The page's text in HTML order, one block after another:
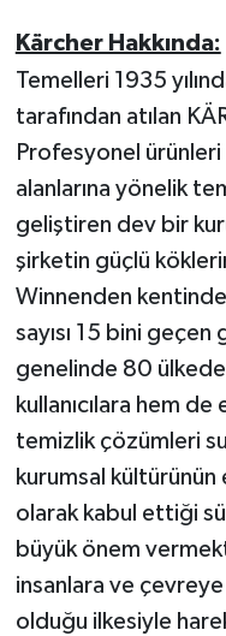
Kärcher Hakkında:
Temelleri 1935
tarafından atılan
Profesyonel ürünleri
alanlarına yönelik
geliştiren dev bir
şirketin güçlü
Winnenden kentinde
sayısı 15 bini
genelinde 80
kullanıcılara hem de
temizlik çözümleri
kurumsal kültürünün
olarak kabul ettiği
büyük önem
insanlara ve
olduğu ilkesiyle